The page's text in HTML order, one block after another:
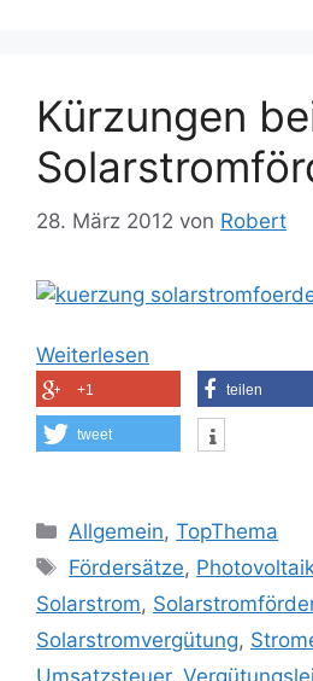
Kürzungen
28. März 2012 von Robert
Weiterlesen
+1 teilen
tweet
Kategorien
Allgemein,TopThema
Schlagwörter
Fördersätze,
Solarstrom,
Solarstromvergütung,
Umsatzsteuer,